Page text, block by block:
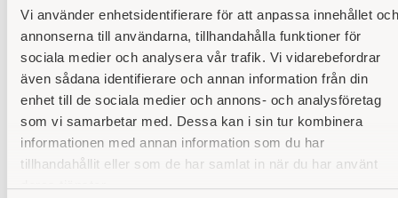
Vi använder enhetsidentifierare för att anpassa innehållet och
annonserna till användarna, tillhandahålla funktioner för
sociala medier och analysera vår trafik. Vi vidarebefordrar
även sådana identifierare och annan information från din
enhet till de sociala medier och annons- och analysföretag
som vi samarbetar med. Dessa kan i sin tur kombinera
informationen med annan information som du har
tillhandahållit eller som de har samlat in när du har använt
deras tjänster.
Børn under 15 år er velkomne i voksnes selskab
fredag, lørdag og søndag kl. 08.00-17.00. De øvrige
dage efter forespørgsel i vores reception
(afhænger af ledige pladser og
konferencebookinger).